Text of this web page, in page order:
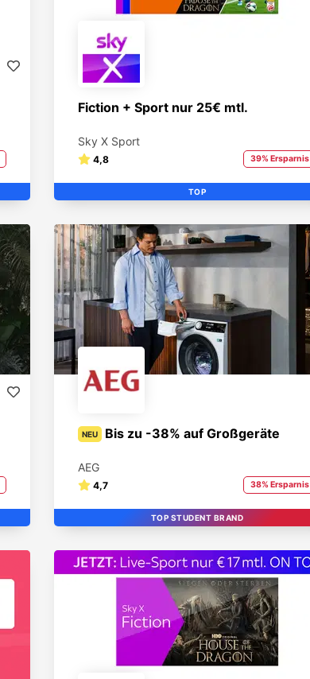
Fiction + Sport nur 25€ mtl.
Sky X Sport
4,8 39% Ersparnis
TOP
NEU Bis zu -38% auf Großgeräte
AEG
4,7 38% Ersparnis
TOP STUDENT BRAND